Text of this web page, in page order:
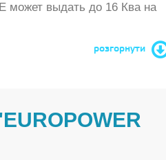
может выдать до 16 Ква на
розгорнути